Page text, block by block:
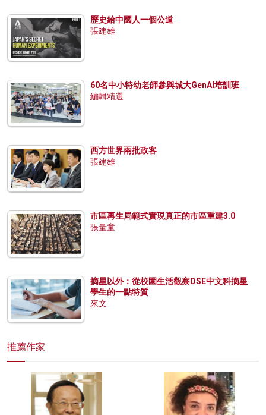
歷史給中國人一個公道
張建雄
60名中小特幼老師參與城大GenAI培訓班
編輯精選
西方世界兩批政客
張建雄
市區再生局範式實現真正的市區重建3.0
張量童
摘星以外：從校園生活觀察DSE中文科摘星
學生的一點特質
來文
推薦作家